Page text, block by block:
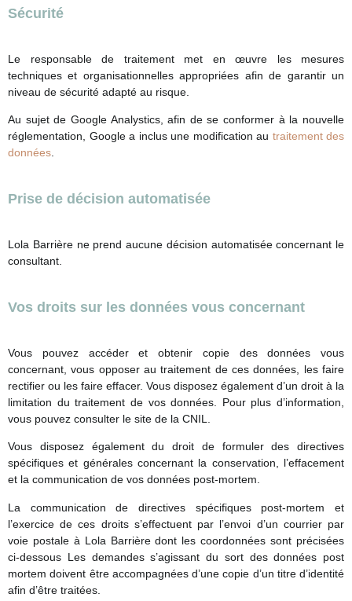
Sécurité
Le responsable de traitement met en œuvre les mesures
techniques et organisationnelles appropriées afin de garantir un
niveau de sécurité adapté au risque.
Au sujet de Google Analystics, afin de se conformer à la nouvelle
réglementation, Google a inclus une modification au traitement des
données.
Prise de décision automatisée
Lola Barrière ne prend aucune décision automatisée concernant le
consultant.
Vos droits sur les données vous concernant
Vous pouvez accéder et obtenir copie des données vous
concernant, vous opposer au traitement de ces données, les faire
rectifier ou les faire effacer. Vous disposez également d’un droit à la
limitation du traitement de vos données. Pour plus d’information,
vous pouvez consulter le site de la CNIL.
Vous disposez également du droit de formuler des directives
spécifiques et générales concernant la conservation, l’effacement
et la communication de vos données post-mortem.
La communication de directives spécifiques post-mortem et
l’exercice de ces droits s’effectuent par l’envoi d’un courrier par
voie postale à Lola Barrière dont les coordonnées sont précisées
ci-dessous Les demandes s’agissant du sort des données post
mortem doivent être accompagnées d’une copie d’un titre d’identité
afin d’être traitées.